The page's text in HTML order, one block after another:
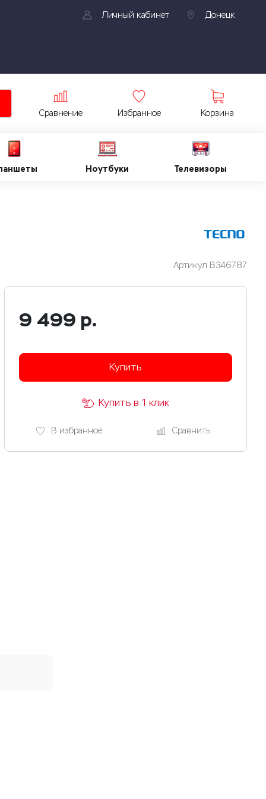
Личный кабинет Донецк
Сравнение Избранное Корзина
Ноутбуки Телевизоры
Артикул B346787
9 499 р.
Купить
В избранное Сравнить
Купить в 1 клик